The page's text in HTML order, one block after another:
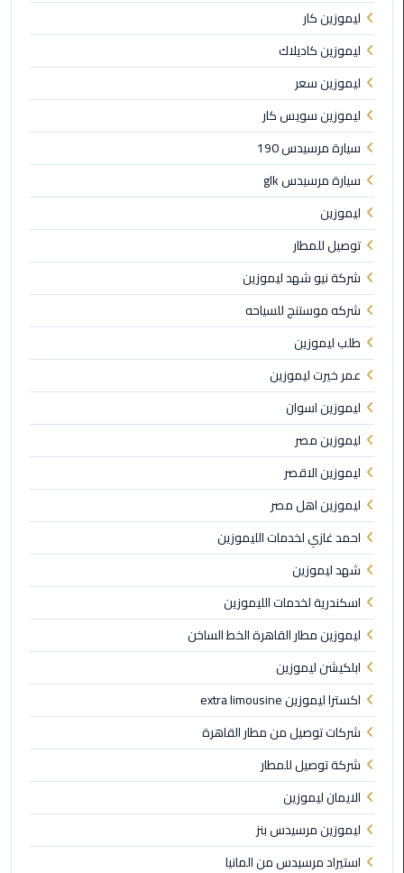
ليموزين
من
مطار
برج
العرب
الى
الساحل
الشمالي
ليموزين
الفيوم
مطار
القاهرة
ليموزين
ليموزين
دهب
مكاتب
ليموزين
الاسكندرية
ليموزين
مايو
ليموزين
حلوان
ليموزين
الإسماعيلية
ليموزين
المنوفية
ليموزين
البحيرة
ليموزين
بلطيم
ليموزين كار
ليموزين كاديلاك
ليموزين سعر
ليموزين سويس كار
سيارة مرسيدس 190
سيارة مرسيدس glk
ليموزين
توصيل للمطار
شركة نيو شهد ليموزين
شركه موستنج للسياحه
طلب ليموزين
عمر خيرت ليموزين
ليموزين اسوان
ليموزين مصر
ليموزين الاقصر
ليموزين اهل مصر
احمد غازي لخدمات الليموزين
شهد ليموزين
اسكندرية لخدمات الليموزين
ليموزين مطار القاهرة الخط الساخن
ابلكيشن ليموزين
اكسترا ليموزين extra limousine
شركات توصيل من مطار القاهرة
شركة توصيل للمطار
الايمان ليموزين
ليموزين مرسيدس بنز
استيراد مرسيدس من المانيا